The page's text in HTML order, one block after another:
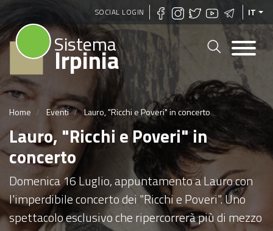
Salta
al
contenuto
principale
SOCIAL LOGIN IT
Sistema
Irpinia
Home Eventi Lauro, "Ricchi e Poveri" in concerto
Lauro, "Ricchi e Poveri" in
concerto
Domenica 16 Luglio, appuntamento a Lauro con
l'imperdibile concerto dei "Ricchi e Poveri". Uno
spettacolo esclusivo che ripercorrerà più di mezzo